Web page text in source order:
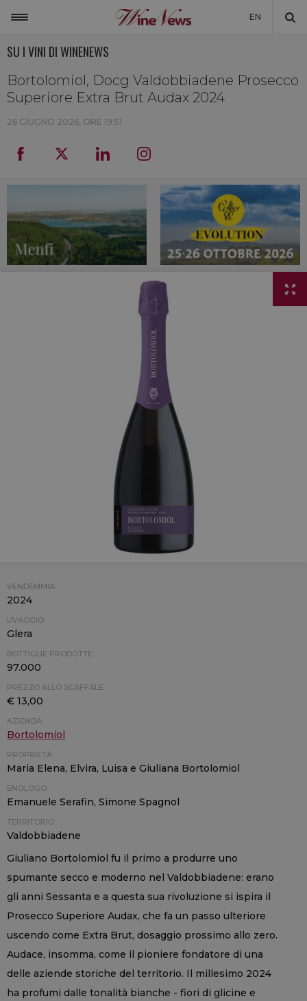
EN
MONDO
NON SOLO VINO
LA CANTINA DI WINENEWS
DICONO DI NOI
WINENEWS TV
SU I VINI DI WINENEWS
Bortolomiol, Docg Valdobbiadene Prosecco
Superiore Extra Brut Audax 2024
26 GIUGNO 2026, ORE 19:51
VENDEMMIA:
2024
UVAGGIO:
Glera
BOTTIGLIE PRODOTTE:
97.000
PREZZO ALLO SCAFFALE:
€ 13,00
AZIENDA:
Bortolomiol
PROPRIETÀ:
Maria Elena, Elvira, Luisa e Giuliana Bortolomiol
ENOLOGO:
Emanuele Serafin, Simone Spagnol
TERRITORIO:
Valdobbiadene
Giuliano Bortolomiol fu il primo a produrre uno
spumante secco e moderno nel Valdobbiadene: erano
gli anni Sessanta e a questa sua rivoluzione si ispira il
Prosecco Superiore Audax, che fa un passo ulteriore
uscendo come Extra Brut, dosaggio prossimo allo zero.
Audace, insomma, come il pioniere fondatore di una
delle aziende storiche del territorio. Il millesimo 2024
ha profumi dalle tonalità bianche - fiori di glicine e